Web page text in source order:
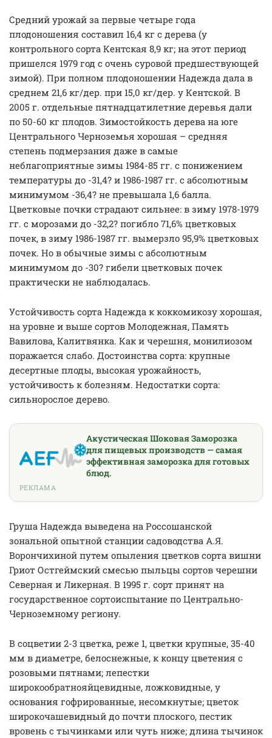
Средний урожай за первые четыре года
плодоношения составил 16,4 кг с дерева (у
контрольного сорта Кентская 8,9 кг; на этот период
пришелся 1979 год с очень суровой предшествующей
зимой). При полном плодоношении Надежда дала в
среднем 21,6 кг/дер. при 15,0 кг/дер. у Кентской. В
2005 г. отдельные пятнадцатилетние деревья дали
по 50-60 кг плодов. Зимостойкость дерева на юге
Центрального Черноземья хорошая – средняя
степень подмерзания даже в самые
неблагоприятные зимы 1984-85 гг. с понижением
температуры до -31,4? и 1986-1987 гг. с абсолютным
минимумом -36,4? не превышала 1,6 балла.
Цветковые почки страдают сильнее: в зиму 1978-1979
гг. с морозами до -32,2? погибло 71,6% цветковых
почек, в зиму 1986-1987 гг. вымерзло 95,9% цветковых
почек. Но в обычные зимы с абсолютным
минимумом до -30? гибели цветковых почек
практически не наблюдалась.
Устойчивость сорта Надежда к коккомикозу хорошая,
на уровне и выше сортов Молодежная, Память
Вавилова, Калитвянка. Как и черешня, монилиозом
поражается слабо. Достоинства сорта: крупные
десертные плоды, высокая урожайность,
устойчивость к болезням. Недостатки сорта:
сильнорослое дерево.
Акустическая Шоковая Заморозка
для пищевых производств — самая
эффективная заморозка для готовых
блюд.
РЕКЛАМА
Груша Надежда выведена на Россошанской
зональной опытной станции садоводства А.Я.
Ворончихиной путем опыления цветков сорта вишни
Гриот Остгеймский смесью пыльцы сортов черешни
Северная и Ликерная. В 1995 г. сорт принят на
государственное сортоиспытание по Центрально-
Черноземному региону.
В соцветии 2-3 цветка, реже 1, цветки крупные, 35-40
мм в диаметре, белоснежные, к концу цветения с
розовыми пятнами; лепестки
широкообратнояйцевидные, ложковидные, у
основания гофрированные, несомкнутые; цветок
широкочашевидный до почти плоского, пестик
вровень с тычинками или чуть ниже; длина тычинок